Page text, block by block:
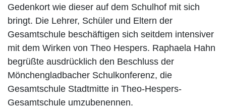
Gedenkort wie dieser auf dem Schulhof mit sich
bringt. Die Lehrer, Schüler und Eltern der
Gesamtschule beschäftigen sich seitdem intensiver
mit dem Wirken von Theo Hespers. Raphaela Hahn
begrüßte ausdrücklich den Beschluss der
Mönchengladbacher Schulkonferenz, die
Gesamtschule Stadtmitte in Theo-Hespers-
Gesamtschule umzubenennen.